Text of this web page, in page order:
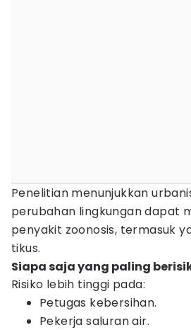
Penelitian menunjukkan
perubahan lingkungan dapat
penyakit zoonosis, termasuk
tikus.
Siapa saja yang paling
Risiko lebih tinggi pada:
Petugas kebersihan.
Pekerja saluran air.